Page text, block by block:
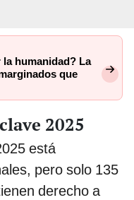
humanidad? La
que
2025
está
pero solo 135
derecho a